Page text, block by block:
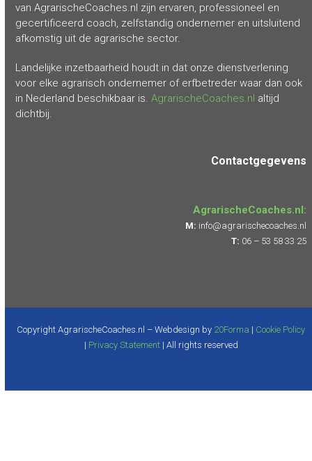
van AgrarischeCoaches.nl zijn ervaren, professioneel en
gecertificeerd coach, zelfstandig ondernemer en uitsluitend
afkomstig uit de agrarische sector.
Landelijke inzetbaarheid houdt in dat onze dienstverlening
voor elke agrarisch ondernemer of erfbetreder waar dan ook
in Nederland beschikbaar is.AgrarischeCoaches.nl altijd
dichtbij.
Contactgegevens
AgrarischeCoaches.nl:
M: info@agrarischecoaches.nl
T: 06 – 53 58 33 25
Copyright AgrarischeCoaches.nl – Webdesign by 20Forma | Cookie Policy
| Privacy Statement| All rights reserved